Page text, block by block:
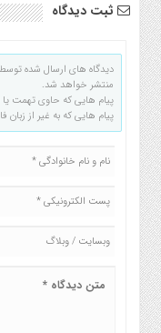
ثبت دیدگاه
دیدگاه های ارسال شده
منتشر خواهد شد.
پیام هایی که حاوی تهمت یا
پیام هایی که به غیر از